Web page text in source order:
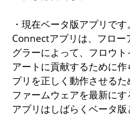
・現在ベータ版アプリで
Connectアプリは、フロー
グラーによって、フロウ
アートに貢献するために
プリを正しく動作させる
ファームウェアを最新にす
アプリはしばらくベータ